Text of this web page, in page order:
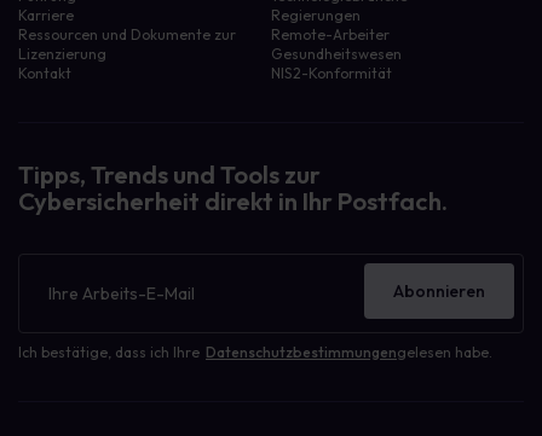
Karriere
Ressourcen und Dokumente zur
Lizenzierung
Kontakt
Regierungen
Remote-Arbeiter
Gesundheitswesen
NIS2-Konformität
Tipps, Trends und Tools zur
Cybersicherheit direkt in Ihr Postfach.
Ich bestätige, dass ich Ihre Datenschutzbestimmungengelesen habe.
Abonnieren